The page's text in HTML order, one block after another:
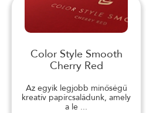
Color Style Smooth
Cherry Red
Az egyik legjobb minőségű
kreatív papírcsaládunk, amely
a le ...